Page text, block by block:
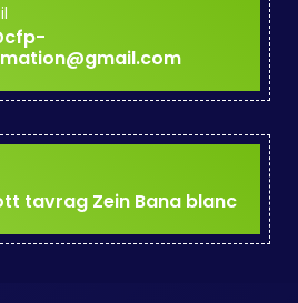
tavrag Zein Bana blanc